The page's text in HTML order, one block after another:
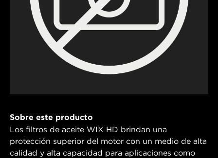
Sobre este producto
Los filtros de aceite WIX HD brindan una
protección superior del motor con un medio de alta
calidad y alta capacidad para aplicaciones como